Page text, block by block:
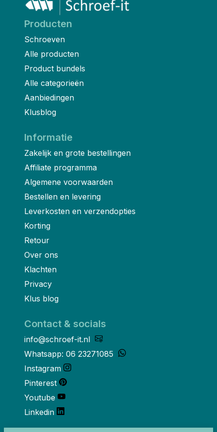
Producten
Schroeven
Alle producten
Product bundels
Alle categorieën
Aanbiedingen
Klusblog
Informatie
Zakelijk en grote bestellingen
Affiliate programma
Algemene voorwaarden
Bestellen en levering
Leverkosten en verzendopties
Korting
Retour
Over ons
Klachten
Privacy
Klus blog
Contact & socials
info@schroef-it.nl
Whatsapp: 06 23271085
Instagram
Pinterest
Youtube
Linkedin